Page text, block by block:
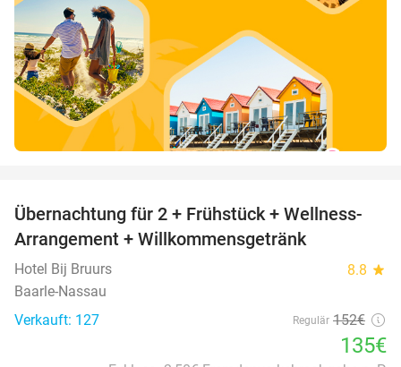
11%
Übernachtung für 2 + Frühstück + Wellness-
Arrangement + Willkommensgetränk
Hotel Bij Bruurs 8.8 star
Baarle-Nassau
Verkauft: 127
Regulär 152€
135€